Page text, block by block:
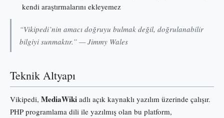
kendi araştırmalarını ekleyemez
“Vikipedi’nin amacı doğruyu bulmak değil, doğrulanabilir
bilgiyi sunmaktır.” — Jimmy Wales
Teknik Altyapı
Vikipedi, MediaWiki adlı açık kaynaklı yazılım üzerinde çalışır.
PHP programlama dili ile yazılmış olan bu platform,